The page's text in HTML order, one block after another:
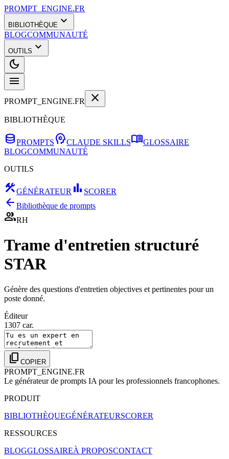
PROMPT_ENGINE.FR
BIBLIOTHÈQUE expand_more
BLOGCOMMUNAUTÉ
OUTILS expand_more
dark_mode
menu
PROMPT_ENGINE.FR close
BIBLIOTHÈQUE
databasePROMPTS psychologyCLAUDE SKILLSmenu_bookGLOSSAIRE
BLOGCOMMUNAUTÉ
OUTILS
constructionGÉNÉRATEUR bar_chart SCORER
arrow_back Bibliothèque de prompts
groupRH
Trame d'entretien structuré
STAR
Génère des questions d'entretien objectives et pertinentes pour un
poste donné.
Éditeur
1307 car.
content_copy COPIER
PROMPT_ENGINE.FR
Le générateur de prompts IA pour les professionnels francophones.
PRODUIT
BIBLIOTHÈQUEGÉNÉRATEURSCORER
RESSOURCES
BLOGGLOSSAIREÀ PROPOSCONTACT